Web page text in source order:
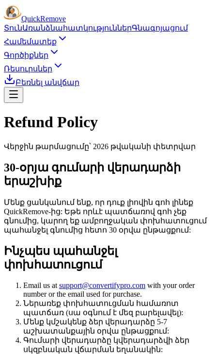
QuickRemove
ՏունԱռանձնահատկություններԳնագոյացում
Համեմատեք
Գործիքներ
Ռեսուրսներ
Բեռնել անվճար
Refund Policy
Վերջին թարմացումը՝ 2026 թվականի փետրվար
30-օրյա գումարի վերադարձի
երաշխիք
Մենք ցանկանում ենք, որ դուք լիովին գոհ լինեք
QuickRemove-ից: Եթե ​​որևէ պատճառով գոհ չեք
գնումից, կարող եք ամբողջական փոխհատուցում
պահանջել գնումից հետո 30 օրվա ընթացքում:
Ինչպես պահանջել
փոխհատուցում
Email us at support@convertifypro.com with your order
number or the email used for purchase.
Ներառեք փոխհատուցման համառոտ
պատճառ (սա օգնում է մեզ բարելավել):
Մենք կմշակենք ձեր վերադարձը 5-7
աշխատանքային օրվա ընթացքում:
Գումարի վերադարձը կվերադարձվի ձեր
սկզբնական վճարման եղանակին: